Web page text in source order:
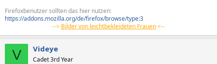
Firefoxbenutzer sollten das hier nutzen:
https://addons.mozilla.org/de/firefox/browse/type:3
--> Bilder von leichtbekleideten Frauen<--
V Videye
Cadet 3rd Year